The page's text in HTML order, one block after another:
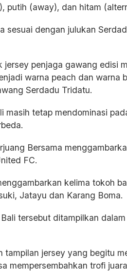
putih (away), dan hitam
sesuai dengan julukan
jersey penjaga gawang edisi
warna peach dan warna
Serdadu Tridatu.
masih tetap mendominasi
Bersama
FC.
kelima tokoh
Jatayu dan Karang Boma.
tersebut ditampilkan
tampilan jersey yang begitu
mempersembahkan trofi